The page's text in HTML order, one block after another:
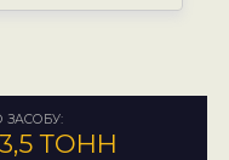
ЗАСОБУ:
ТОНН